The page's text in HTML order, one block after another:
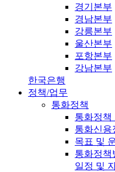
경기본부
경남본부
강릉본부
울산본부
포항본부
강남본부
한국은행
정책/업무
통화정책
통화정책
통화신용
목표 및
통화정책
일정 및